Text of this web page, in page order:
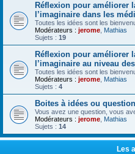
Réflexion pour améliorer
l’imaginaire dans les
Toutes les idées sont les
Modérateurs : jerome Mathias
Sujets : 19
Réflexion pour améliorer
l’imaginaire au niveau
Toutes les idées sont les
Modérateurs : jerome Mathias
Sujets : 4
Boites à idées ou
Vous avez une question, vous
Modérateurs : jerome Mathias
Sujets : 14
Les